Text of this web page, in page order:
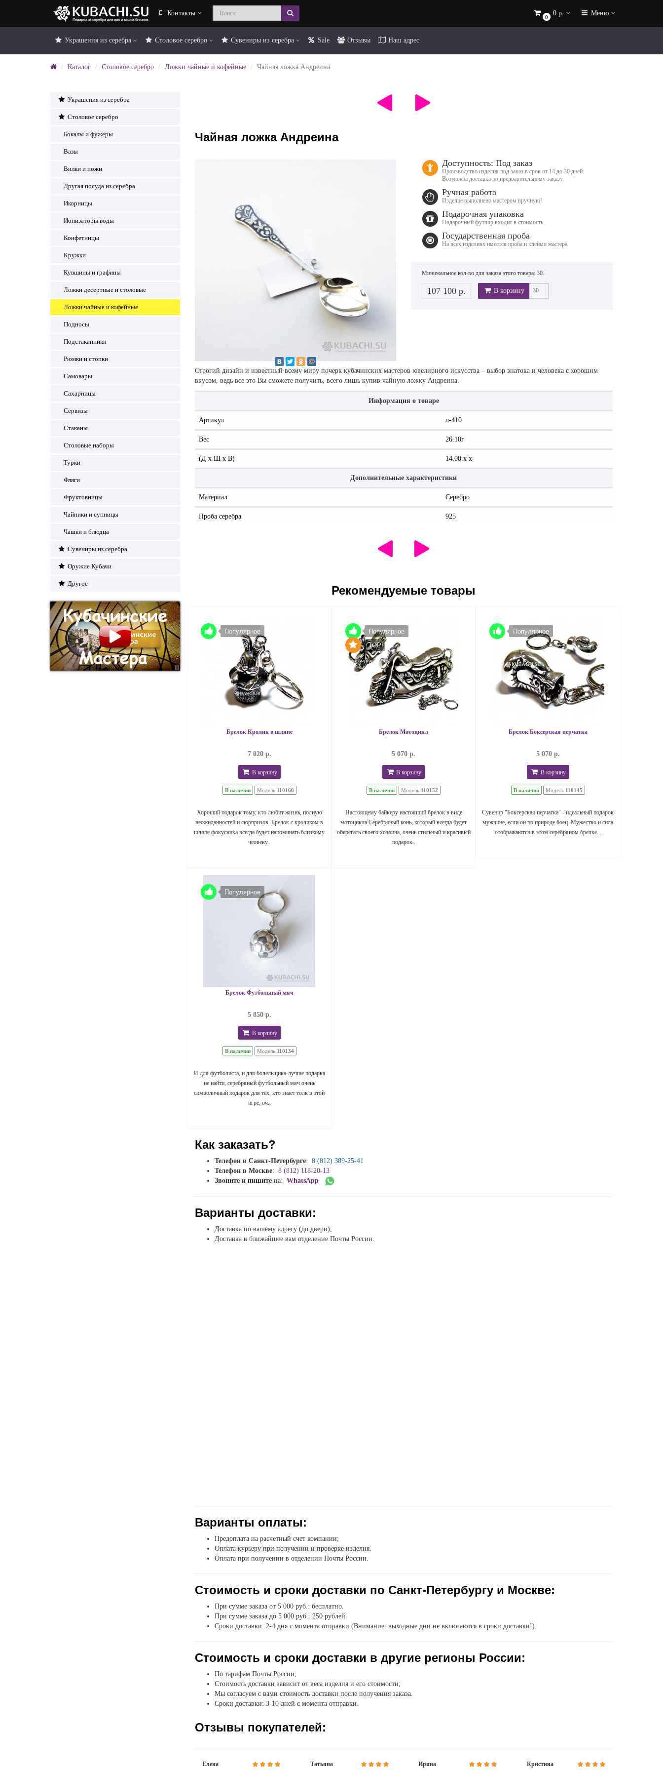
Контакты
0
0 р. Меню
Украшения из серебра Столовое серебро Сувениры из серебра Sale Отзывы Наш адрес
Каталог Столовое серебро Ложки чайные и кофейные Чайная ложка Андреина
Украшения из серебра
Столовое серебро
Бокалы и фужеры
Вазы
Вилки и ножи
Другая посуда из серебра
Икорницы
Ионизаторы воды
Конфетницы
Кружки
Кувшины и графины
Ложки десертные и столовые
Ложки чайные и кофейные
Подносы
Подстаканники
Рюмки и стопки
Самовары
Сахарницы
Сервизы
Стаканы
Столовые наборы
Турки
Фляги
Фруктовницы
Чайники и супницы
Чашки и блюдца
Сувениры из серебра
Оружие Кубачи
Другое
Чайная ложка Андреина
Доступность: Под заказ
Производство изделия под заказ в срок от 14 до 30 дней.
Возможна доставка по предварительному заказу.
Ручная работа
Изделие выполнено мастером вручную!
Подарочная упаковка
Подарочный футляр входит в стоимость
Государственная проба
На всех изделиях имеется проба и клеймо мастера
Минимальное кол-во для заказа этого товара: 30.
107 100 р. В корзину
Строгий дизайн и известный всему миру почерк кубачинских мастеров ювелирного искусства – выбор знатока и человека с хорошим
вкусом, ведь все это Вы сможете получить, всего лишь купив чайную ложку Андреина.
Информация о товаре
Артикул л-410
Вес 26.10г
(Д x Ш x В) 14.00 x x
Дополнительные характеристики
Материал Серебро
Проба серебра 925
Рекомендуемые товары
Популярное
Брелок Кролик в шляпе
7 020 р.
В корзину
В наличии Модель 110160
Хороший подарок тому, кто любит жизнь, полную
неожиданностей и сюрпризов. Брелок с кроликом в
шляпе фокусника всегда будет напоминать близкому
чеовеку..
Популярное
TOP
Брелок Мотоцикл
5 070 р.
В корзину
В наличии Модель 110152
Настоящему байкеру настоящий брелок в виде
мотоцикла Серебряный конь, который всегда будет
оберегать своего хозяина, очень стильный и красивый
подарок..
Популярное
Брелок Боксерская перчатка
5 070 р.
В корзину
В наличии Модель 110145
Сувенир "Боксерская перчатка" - идеальный подарок
мужчине, если он по природе боец. Мужество и сила
отображаются в этом серебряном брелке...
Популярное
Брелок Футбольный мяч
5 850 р.
В корзину
В наличии Модель 110134
И для футболиста, и для болельщика-лучше подарка
не найти, серебряный футбольный мяч очень
символичный подарок для тех, кто знает толк в этой
игре, оч..
Как заказать?
Телефон в Санкт-Петербурге: 8 (812) 389-25-41
Телефон в Москве: 8 (812) 118-20-13
Звоните и пишитена: WhatsApp
Варианты доставки:
Доставка по вашему адресу (до двери);
Доставка в ближайшее вам отделение Почты России.
Варианты оплаты:
Предоплата на расчетный счет компании;
Оплата курьеру при получении и проверке изделия.
Оплата при получении в отделении Почты России.
Стоимость и сроки доставки по Санкт-Петербургу и Москве:
При сумме заказа от 5 000 руб.: бесплатно.
При сумме заказа до 5 000 руб.: 250 рублей.
Сроки доставки: 2-4 дня с момента отправки (Внимание: выходные дни не включаются в сроки доставки!).
Стоимость и сроки доставки в другие регионы России:
По тарифам Почты России;
Стоимость доставки зависит от веса изделия и его стоимости;
Мы согласуем с вами стоимость доставки после получения заказа.
Сроки доставки: 3-10 дней с момента отправки.
Отзывы покупателей:
Елена Татьяна Ирина Кристина